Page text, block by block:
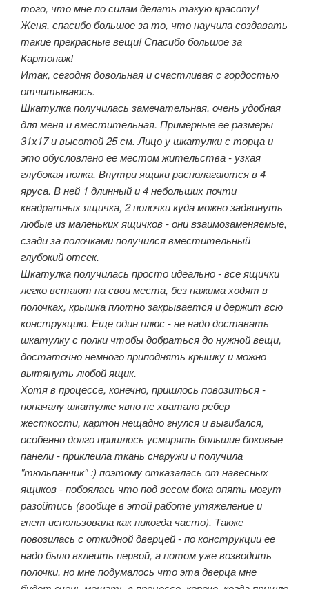
того, что мне по силам делать такую красоту!
Женя, спасибо большое за то, что научила создавать
такие прекрасные вещи! Спасибо большое за
Картонаж!
Итак, сегодня довольная и счастливая с гордостью
отчитываюсь.
Шкатулка получилась замечательная, очень удобная
для меня и вместительная. Примерные ее размеры
31х17 и высотой 25 см. Лицо у шкатулки с торца и
это обусловлено ее местом жительства - узкая
глубокая полка. Внутри ящики располагаются в 4
яруса. В ней 1 длинный и 4 небольших почти
квадратных ящичка, 2 полочки куда можно задвинуть
любые из маленьких ящичков - они взаимозаменяемые,
сзади за полочками получился вместительный
глубокий отсек.
Шкатулка получилась просто идеально - все ящички
легко встают на свои места, без нажима ходят в
полочках, крышка плотно закрывается и держит всю
конструкцию. Еще один плюс - не надо доставать
шкатулку с полки чтобы добраться до нужной вещи,
достаточно немного приподнять крышку и можно
вытянуть любой ящик.
Хотя в процессе, конечно, пришлось повозиться -
поначалу шкатулке явно не хватало ребер
жесткости, картон нещадно гнулся и выгибался,
особенно долго пришлось усмирять большие боковые
панели - приклеила ткань снаружи и получила
"тюльпанчик" :) поэтому отказалась от навесных
ящиков - побоялась что под весом бока опять могут
разойтись (вообще в этой работе утяжеление и
гнет использовала как никогда часто). Также
повозилась с откидной дверцей - по конструкции ее
надо было вклеить первой, а потом уже возводить
полочки, но мне подумалось что эта дверца мне